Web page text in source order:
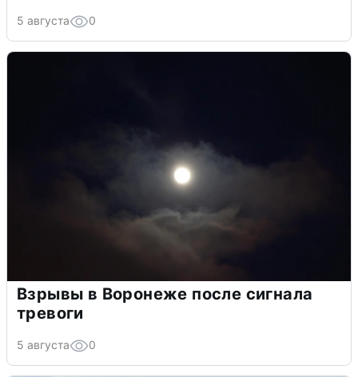
5 августа 0
Взрывы в Воронеже после сигнала
тревоги
5 августа 0